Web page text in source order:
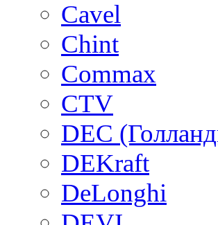
Cavel
Chint
Commax
CTV
DEC
DEKraft
DeLonghi